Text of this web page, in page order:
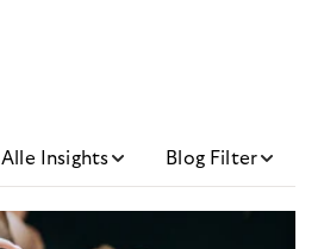
Alle Insights Blog Filter